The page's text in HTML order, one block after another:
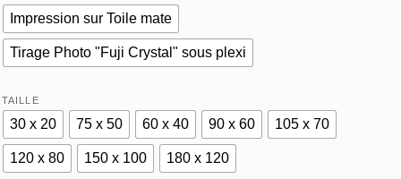
Impression sur Toile mate
Tirage Photo "Fuji Crystal" sous plexi
TAILLE
30 x 20 75 x 50 60 x 40 90 x 60 105 x 70
120 x 80 150 x 100 180 x 120